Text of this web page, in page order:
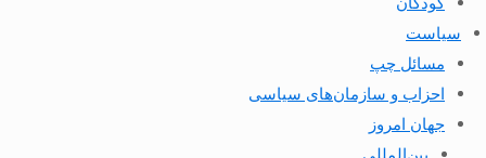
سیاست
مسائل چپ
احزاب و سازمان‌های سیاسی
جهان امروز